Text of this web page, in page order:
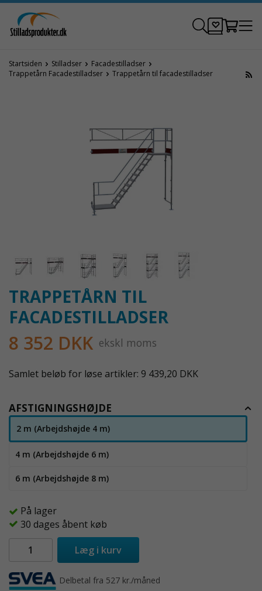
Startsiden Stilladser
Facadestilladser
Trappetårn Facadestilladser
Trappetårn til facadestilladser
TRAPPETÅRN TIL
FACADESTILLADSER
8 352 DKK ekskl moms
Samlet beløb for løse artikler: 9 439,20 DKK
AFSTIGNINGSHØJDE
2 m (Arbejds­højde 4 m)
4 m (Arbejds­højde 6 m)
6 m (Arbejds­højde 8 m)
På lager
30 dages åbent køb
Læg i kurv
Delbetal fra 527 kr./måned